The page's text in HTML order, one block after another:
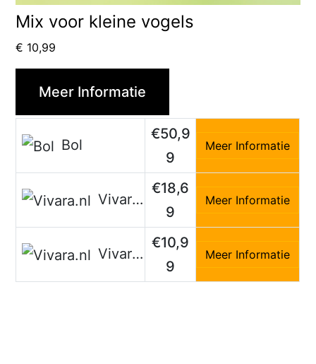
Mix voor kleine vogels
€ 10,99
Meer Informatie
Bol
€50,9
9
Meer Informatie
Vivara.nl
€18,6
9
Meer Informatie
Vivara.nl
€10,9
9
Meer Informatie